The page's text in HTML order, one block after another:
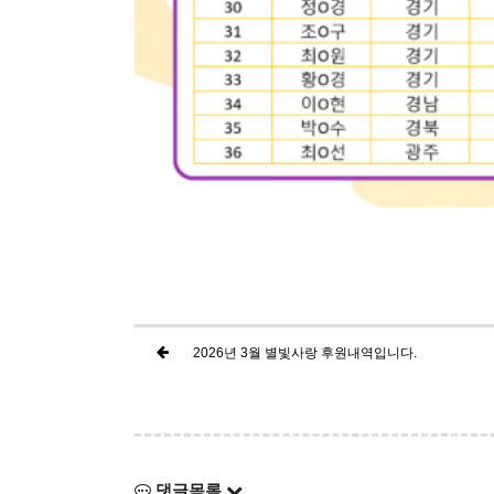
2026년 3월 별빛사랑 후원내역입니다.
댓글목록